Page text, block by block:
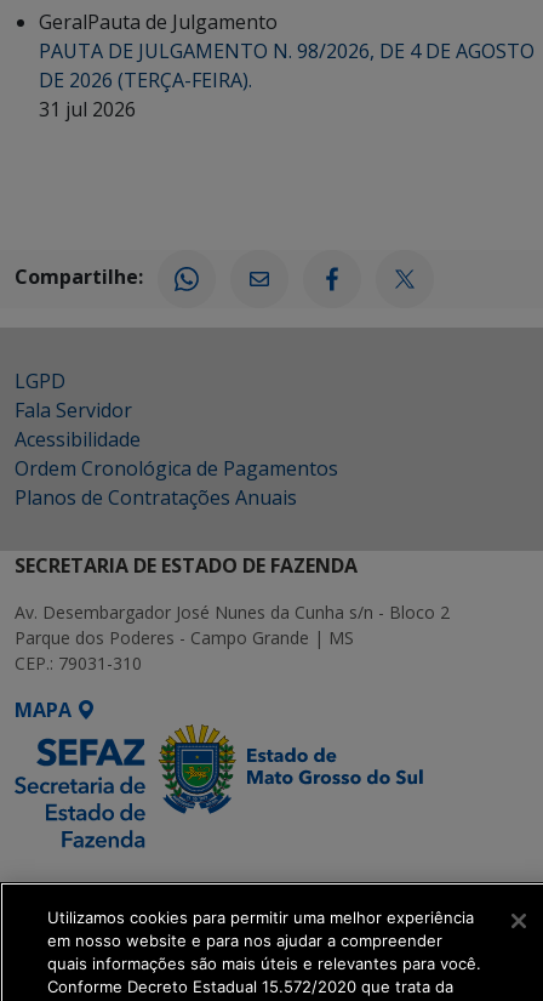
GeralPauta de Julgamento
PAUTA DE JULGAMENTO N. 98/2026, DE 4 DE AGOSTO
DE 2026 (TERÇA-FEIRA).
31 jul 2026
Compartilhe:
LGPD
Fala Servidor
Acessibilidade
Ordem Cronológica de Pagamentos
Planos de Contratações Anuais
SECRETARIA DE ESTADO DE FAZENDA
Av. Desembargador José Nunes da Cunha s/n - Bloco 2
Parque dos Poderes - Campo Grande | MS
CEP.: 79031-310
MAPA
SETDIG | Secretaria-
Executiva de
Transformação Digital
Utilizamos cookies para permitir uma melhor experiência
em nosso website e para nos ajudar a compreender
quais informações são mais úteis e relevantes para você.
Conforme Decreto Estadual 15.572/2020 que trata da